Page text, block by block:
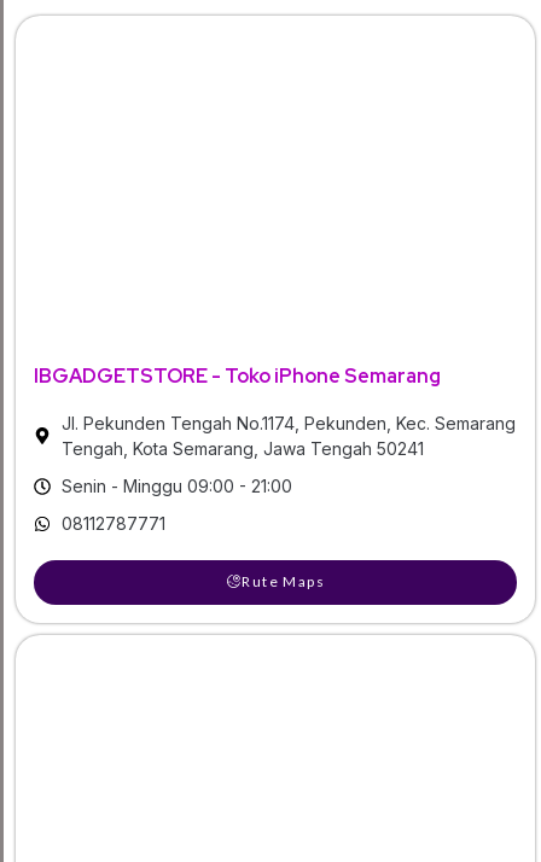
IBGADGETSTORE - Toko iPhone Semarang
Jl. Pekunden Tengah No.1174, Pekunden, Kec. Semarang
Tengah, Kota Semarang, Jawa Tengah 50241
Senin - Minggu 09:00 - 21:00
08112787771
Rute Maps